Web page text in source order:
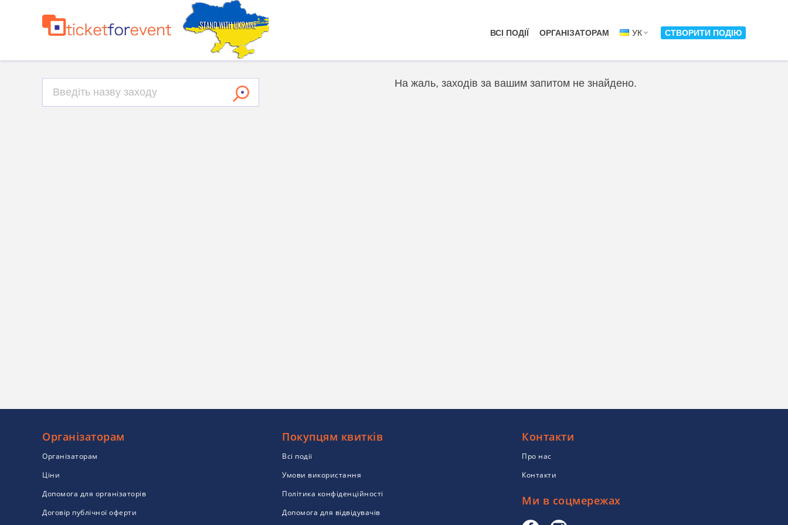
ВСІ ПОДІЇ ОРГАНІЗАТОРАМ УК СТВОРИТИ ПОДІЮ
На жаль, заходів за вашим запитом не знайдено.
Організаторам
Організаторам
Ціни
Допомога для організаторів
Договір публічної оферти
Покупцям квитків
Всі події
Умови використання
Політика конфіденційності
Допомога для відвідувачів
Контакти
Про нас
Контакти
Ми в соцмережах